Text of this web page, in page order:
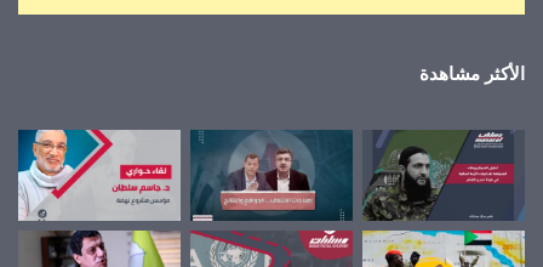
الأكثر مشاهدة